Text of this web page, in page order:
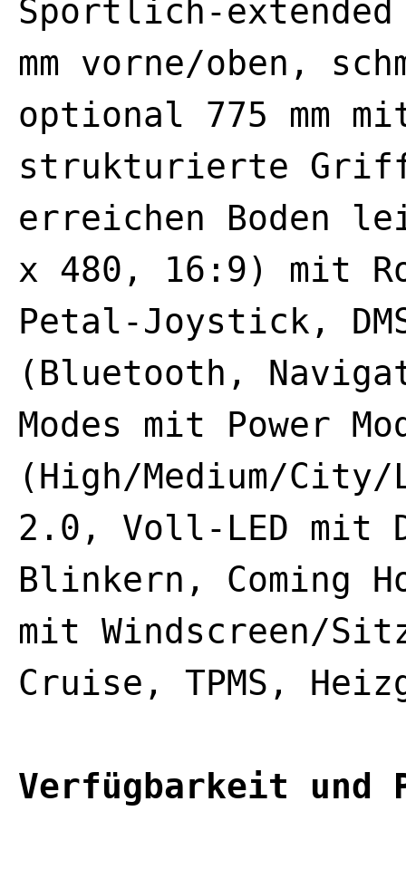
Sportlich-
mm vorne/oben,
optional 775 mm
strukturierte
erreichen Boden
x 480, 16:9) mit
Petal-Joystick,
(Bluetooth,
Modes mit Power
(High/Medium/City/
2.0, Voll-LED mit
Blinkern, Coming
mit Windscreen/
Cruise, TPMS,
Verfügbarkeit und